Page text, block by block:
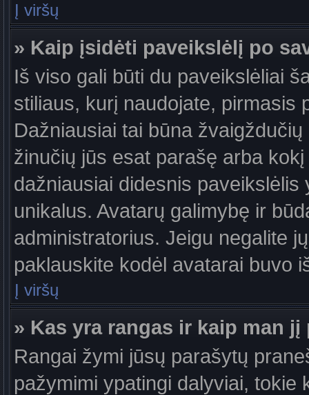
Į viršų
» Kaip įsidėti paveikslėlį po
Iš viso gali būti du paveikslėliai
stiliaus, kurį naudojate, pirmasis
Dažniausiai tai būna
žinučių jūs esat parašę arba
dažniausiai didesnis
unikalus. Avatarų galimybę ir
administratorius. Jeigu negalite
paklauskite kodėl avatarai buvo
Į viršų
» Kas yra rangas ir kaip man
Rangai žymi jūsų parašytų
pažymimi ypatingi dalyviai, tokie